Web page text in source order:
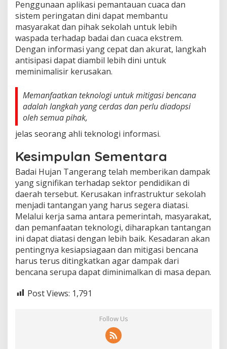
Penggunaan aplikasi pemantauan cuaca dan
sistem peringatan dini dapat membantu
masyarakat dan pihak sekolah untuk lebih
waspada terhadap badai dan cuaca ekstrem.
Dengan informasi yang cepat dan akurat, langkah
antisipasi dapat diambil lebih dini untuk
meminimalisir kerusakan.
Memanfaatkan teknologi untuk mitigasi bencana
adalah langkah yang cerdas dan perlu diadopsi
oleh semua pihak,
jelas seorang ahli teknologi informasi.
Kesimpulan Sementara
Badai Hujan Tangerang telah memberikan dampak
yang signifikan terhadap sektor pendidikan di
daerah tersebut. Kerusakan infrastruktur sekolah
menjadi tantangan yang harus segera diatasi.
Melalui kerja sama antara pemerintah, masyarakat,
dan pemanfaatan teknologi, diharapkan tantangan
ini dapat diatasi dengan lebih baik. Kesadaran akan
pentingnya kesiapsiagaan dan mitigasi bencana
harus terus ditingkatkan agar dampak dari
bencana serupa dapat diminimalkan di masa depan.
Post Views: 1,791
Follow Us